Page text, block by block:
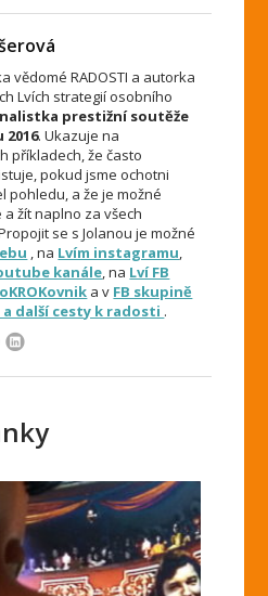
vědomé RADOSTI a autorka
Lvích strategií osobního
prestižní soutěže
2016. Ukazuje na
příkladech, že často
pokud jsme ochotni
pohledu, a že je možné
žít naplno za všech
se s Jolanou je možné
, na Lvím instagramu,
kanále, na Lví FB
a v FB skupině
další cesty k radosti .